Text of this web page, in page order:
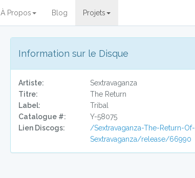
À Propos Blog Projets
Information sur le Disque
Artiste:
Sextravaganza
Titre:
The Return
Label:
Tribal
Catalogue #:
Y-58075
Lien Discogs:
/Sextravaganza-The-Return-Of-
Sextravaganza/release/66990